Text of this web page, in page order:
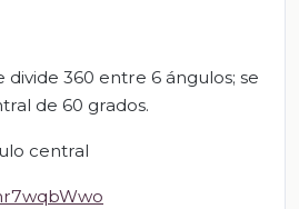
divide 360 entre 6 ángulos; se
de 60 grados.
central